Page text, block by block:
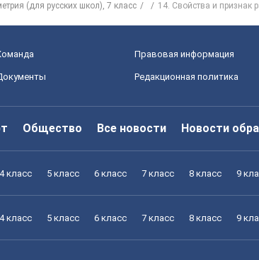
(для русских школ), 7 класс 14. Свойства и признак
Правовая информация
Редакционная политика
Общество Все новости Новости
4 класс 5 класс 6 класс 7 класс 8 класс 9
4 класс 5 класс 6 класс 7 класс 8 класс 9